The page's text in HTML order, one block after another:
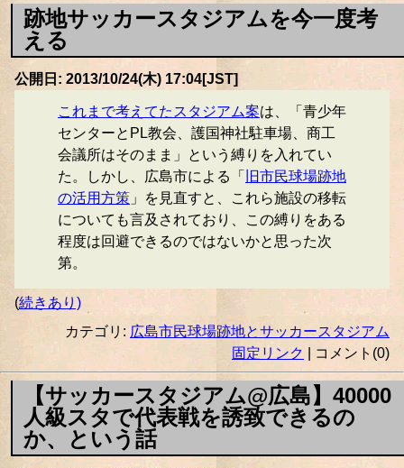
跡地サッカースタジアムを今一度考
える
公開日: 2013/10/24(木) 17:04[JST]
これまで考えてたスタジアム案は、「青少年
センターとPL教会、護国神社駐車場、商工
会議所はそのまま」という縛りを入れてい
た。しかし、広島市による「
旧市民球場跡地
の活用方策 」を見直すと、これら施設の移転
についても言及されており、この縛りをある
程度は回避できるのではないかと思った次
第。
(続きあり)
カテゴリ: 広島市民球場跡地とサッカースタジアム
固定リンク
| コメント(0)
【サッカースタジアム@広島】40000
人級スタで代表戦を誘致できるの
か、という話